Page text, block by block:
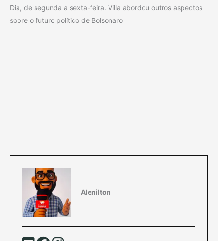
Dia, de segunda a sexta-feira. Villa abordou outros aspectos
sobre o futuro político de Bolsonaro
Alenilton